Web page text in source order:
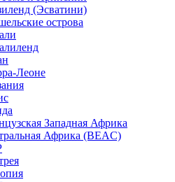
(Эсватини)
острова
Леоне
Западная Африка
Африка (BEAC)